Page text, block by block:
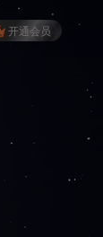
开通会员